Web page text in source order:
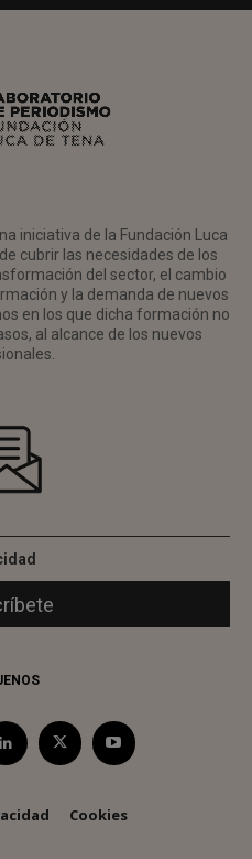
iniciativa de la Fundación Luca
cubrir las necesidades de los
del sector, el cambio
y la demanda de nuevos
en los que dicha formación no
al alcance de los nuevos
Cookies